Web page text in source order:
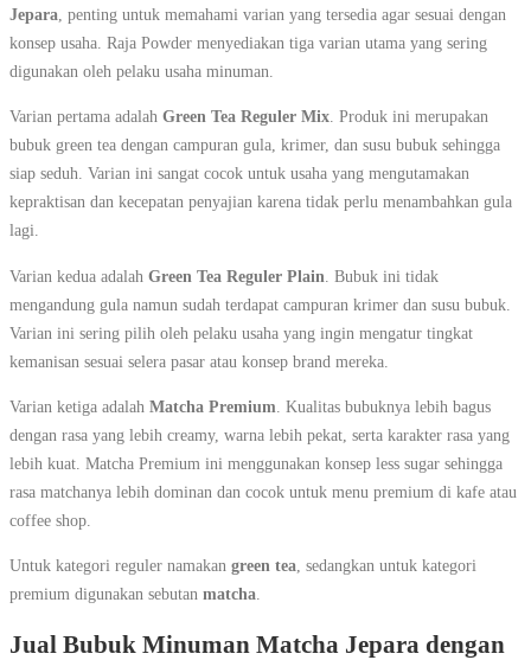
Jepara , penting untuk memahami varian yang tersedia agar sesuai dengan
konsep usaha. Raja Powder menyediakan tiga varian utama yang sering
digunakan oleh pelaku usaha minuman.
Varian pertama adalah Green Tea Reguler Mix. Produk ini merupakan
bubuk green tea dengan campuran gula, krimer, dan susu bubuk sehingga
siap seduh. Varian ini sangat cocok untuk usaha yang mengutamakan
kepraktisan dan kecepatan penyajian karena tidak perlu menambahkan gula
lagi.
Varian kedua adalah Green Tea Reguler Plain . Bubuk ini tidak
mengandung gula namun sudah terdapat campuran krimer dan susu bubuk.
Varian ini sering pilih oleh pelaku usaha yang ingin mengatur tingkat
kemanisan sesuai selera pasar atau konsep brand mereka.
Varian ketiga adalah Matcha Premium . Kualitas bubuknya lebih bagus
dengan rasa yang lebih creamy, warna lebih pekat, serta karakter rasa yang
lebih kuat. Matcha Premium ini menggunakan konsep less sugar sehingga
rasa matchanya lebih dominan dan cocok untuk menu premium di kafe atau
coffee shop.
Untuk kategori reguler namakan green tea , sedangkan untuk kategori
premium digunakan sebutan matcha
Jual Bubuk Minuman Matcha Jepara dengan